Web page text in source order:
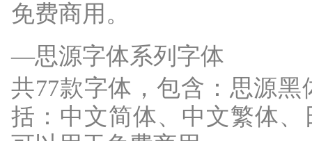
免费商用。
—思源字体系列字体
共77款字体，包含：思源
括：中文简体、中文繁体、